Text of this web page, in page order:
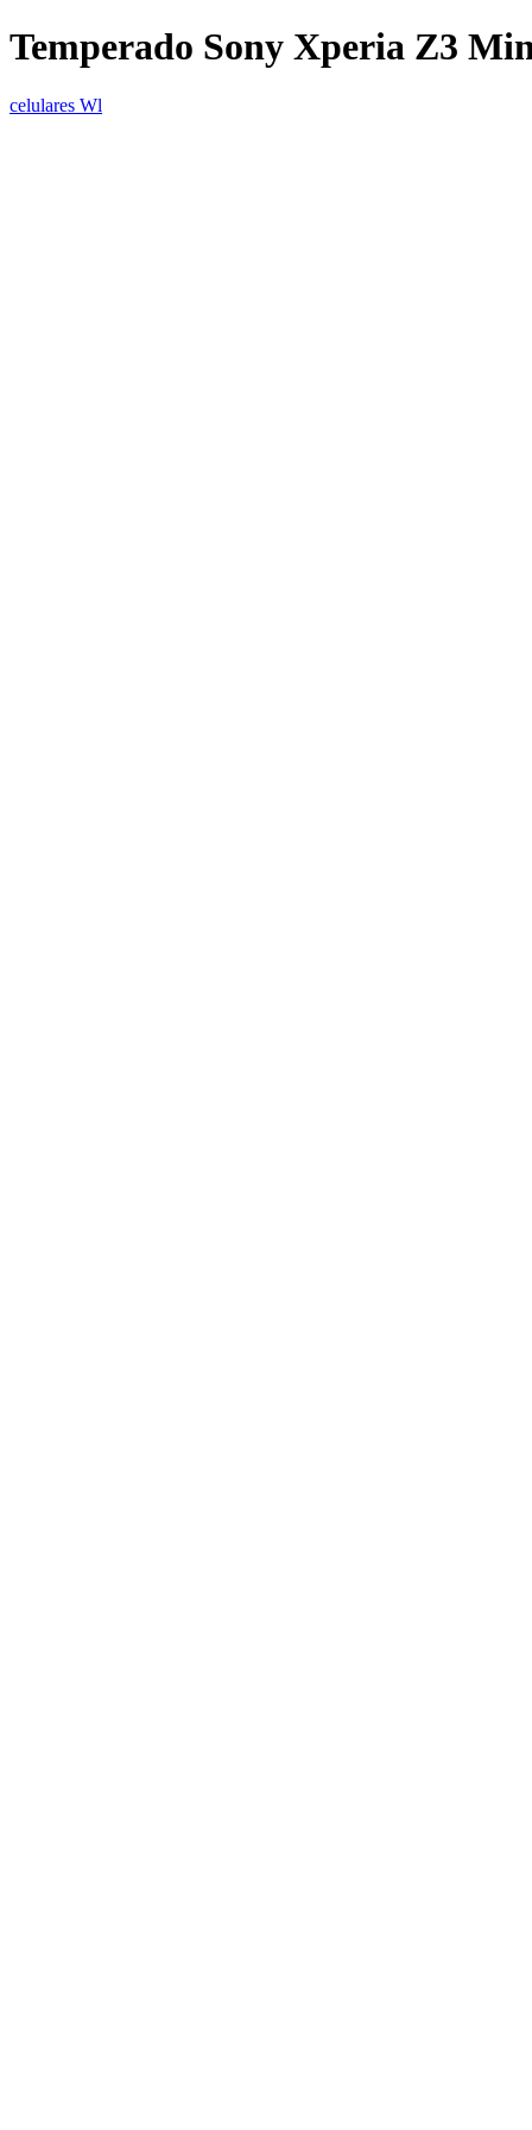
Temperado Sony Xperia Z3
celulares Wl